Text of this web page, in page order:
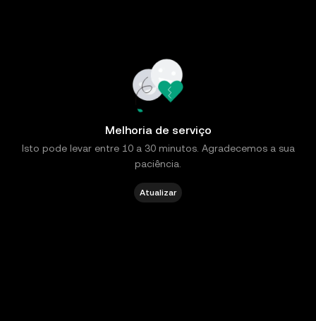
Melhoria de serviço
Isto pode levar entre 10 a 30 minutos. Agradecemos a sua
paciência.
Atualizar